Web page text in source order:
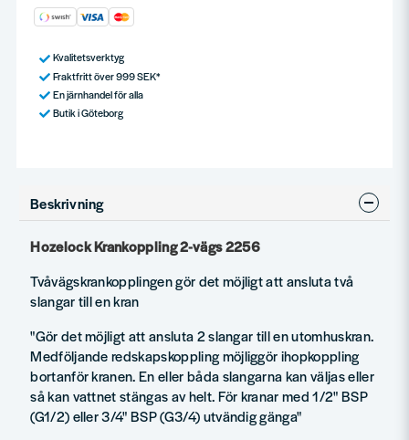
Kvalitetsverktyg
Fraktfritt över 999 SEK*
En järnhandel för alla
Butik i Göteborg
Beskrivning
Hozelock Krankoppling 2-vägs 2256
Tvåvägskrankopplingen gör det möjligt att ansluta två
slangar till en kran
"Gör det möjligt att ansluta 2 slangar till en utomhuskran.
Medföljande redskapskoppling möjliggör ihopkoppling
bortanför kranen. En eller båda slangarna kan väljas eller
så kan vattnet stängas av helt. För kranar med 1/2" BSP
(G1/2) eller 3/4" BSP (G3/4) utvändig gänga"